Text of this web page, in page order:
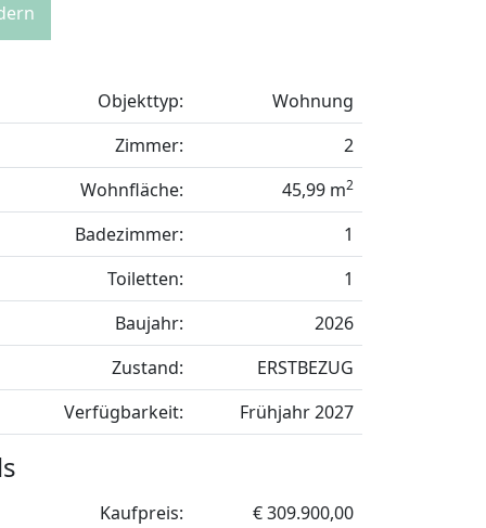
Objekttyp:
Wohnung
Zimmer:
2
Wohnfläche:
45,99 m2
Badezimmer:
1
Toiletten:
1
Baujahr:
2026
Zustand:
ERSTBEZUG
Verfügbarkeit:
Frühjahr 2027
Kaufpreis: € 309.900,00